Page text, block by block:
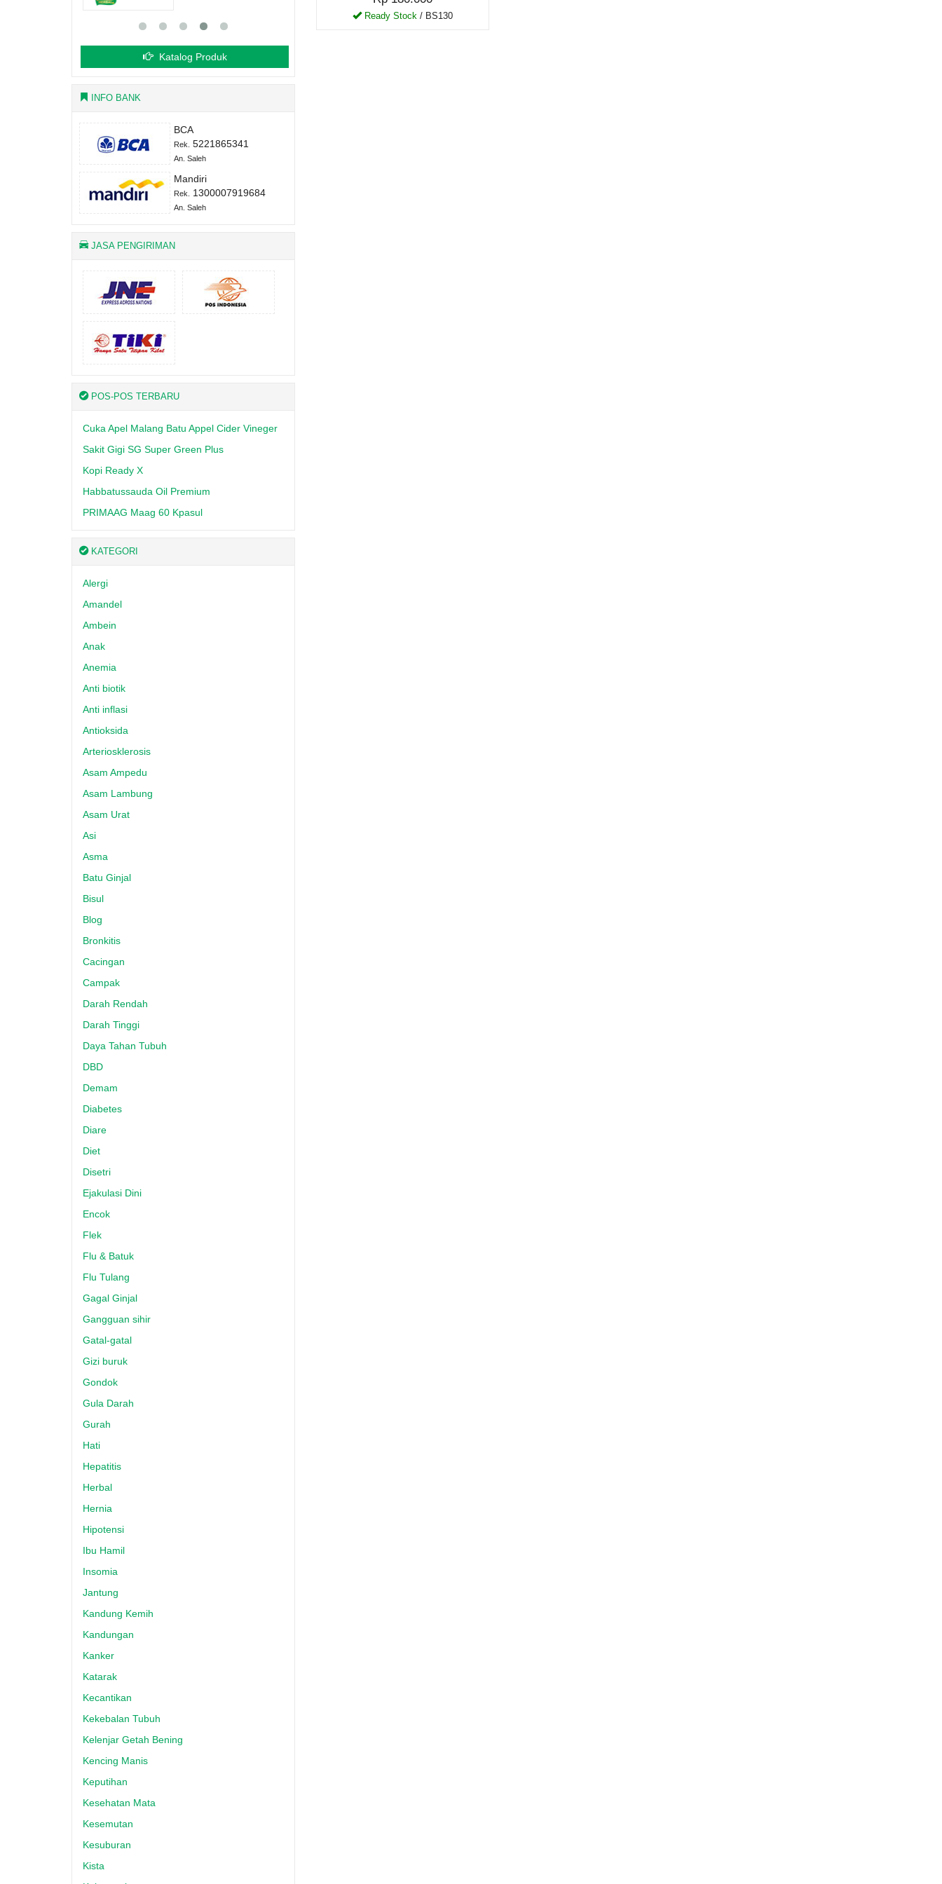
Ready Stock / BS130
Katalog Produk
INFO BANK
BCA
Rek. 5221865341
An. Saleh
Mandiri
Rek. 1300007919684
An. Saleh
JASA PENGIRIMAN
POS-POS TERBARU
Cuka Apel Malang Batu Appel Cider Vineger
Sakit Gigi SG Super Green Plus
Kopi Ready X
Habbatussauda Oil Premium
PRIMAAG Maag 60 Kpasul
KATEGORI
Alergi
Amandel
Ambein
Anak
Anemia
Anti biotik
Anti inflasi
Antioksida
Arteriosklerosis
Asam Ampedu
Asam Lambung
Asam Urat
Asi
Asma
Batu Ginjal
Bisul
Blog
Bronkitis
Cacingan
Campak
Darah Rendah
Darah Tinggi
Daya Tahan Tubuh
DBD
Demam
Diabetes
Diare
Diet
Disetri
Ejakulasi Dini
Encok
Flek
Flu & Batuk
Flu Tulang
Gagal Ginjal
Gangguan sihir
Gatal-gatal
Gizi buruk
Gondok
Gula Darah
Gurah
Hati
Hepatitis
Herbal
Hernia
Hipotensi
Ibu Hamil
Insomia
Jantung
Kandung Kemih
Kandungan
Kanker
Katarak
Kecantikan
Kekebalan Tubuh
Kelenjar Getah Bening
Kencing Manis
Keputihan
Kesehatan Mata
Kesemutan
Kesuburan
Kista